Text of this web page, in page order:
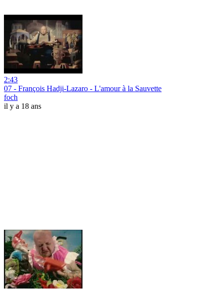
2:43
07 - François Hadji-Lazaro - L'amour à la Sauvette
foch
il y a 18 ans